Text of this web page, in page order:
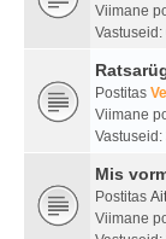
Viimane
Vastuseid:
Postitas
Viimane
Vastuseid:
Mis
Postitas
Viimane